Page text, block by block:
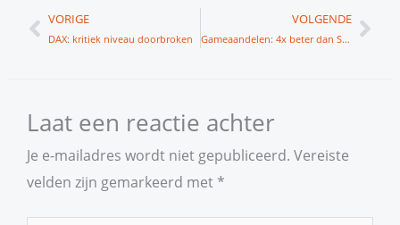
Vorige
VORIGE
DAX: kritiek niveau doorbroken
VOLGENDE
Gameaandelen: 4x beter dan S&P 500
Laat een reactie achter
Je e-mailadres wordt niet gepubliceerd. Vereiste
velden zijn gemarkeerd met *